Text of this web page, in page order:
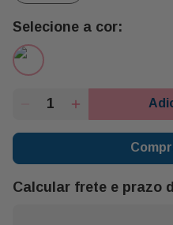
Descrição:
- 01 Rosa Colombiana
- Celofane
- Fita Acetinada
- Durabilidade: Durabilidade
Abertura do Botão No
Flores.
- Indicação: Quando Você
Alguém É Porque Esta
Você. Devido a Sua
Calcular frete e prazo